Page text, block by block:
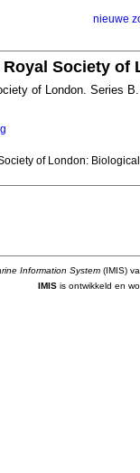
nieuwe
Society of
of London. Series
of London:
Information System (IMIS)
IMIS is ontwikkeld en